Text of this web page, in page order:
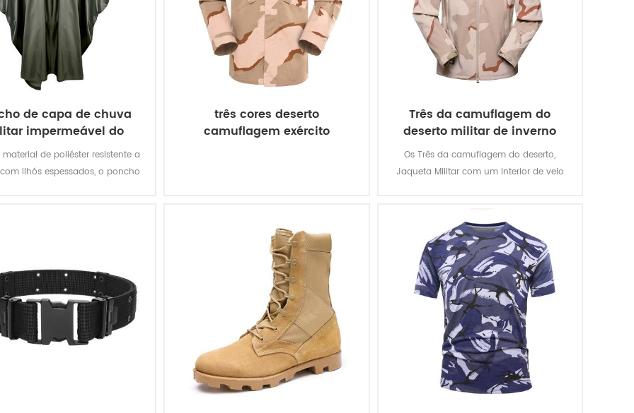
de capa de chuva
impermeável do
exército
material de poliéster resistente a
ilhós espessados, o poncho
três cores deserto
camuflagem exército
Três da camuflagem do
deserto militar de inverno
casaco de lã
Os Três da camuflagem do deserto,
Jaqueta Militar com um Interior de velo
processo de tecido é a tecelagem.